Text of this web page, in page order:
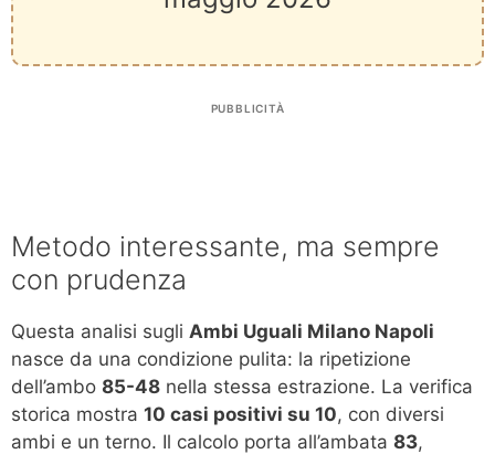
PUBBLICITÀ
Metodo interessante, ma sempre
con prudenza
Questa analisi sugli Ambi Uguali Milano Napoli
nasce da una condizione pulita: la ripetizione
dell’ambo 85-48 nella stessa estrazione. La verifica
storica mostra 10 casi positivi su 10, con diversi
ambi e un terno. Il calcolo porta all’ambata 83,